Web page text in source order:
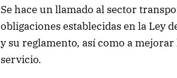
Se hace un llamado al sector
obligaciones establecidas en la Ley
y su reglamento, así como a
servicio.